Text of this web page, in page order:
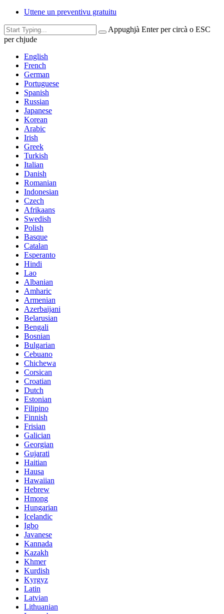
Uttene un preventivu gratuitu
Appughjà Enter per circà o ESC
per chjude
English
French
German
Portuguese
Spanish
Russian
Japanese
Korean
Arabic
Irish
Greek
Turkish
Italian
Danish
Romanian
Indonesian
Czech
Afrikaans
Swedish
Polish
Basque
Catalan
Esperanto
Hindi
Lao
Albanian
Amharic
Armenian
Azerbaijani
Belarusian
Bengali
Bosnian
Bulgarian
Cebuano
Chichewa
Corsican
Croatian
Dutch
Estonian
Filipino
Finnish
Frisian
Galician
Georgian
Gujarati
Haitian
Hausa
Hawaiian
Hebrew
Hmong
Hungarian
Icelandic
Igbo
Javanese
Kannada
Kazakh
Khmer
Kurdish
Kyrgyz
Latin
Latvian
Lithuanian